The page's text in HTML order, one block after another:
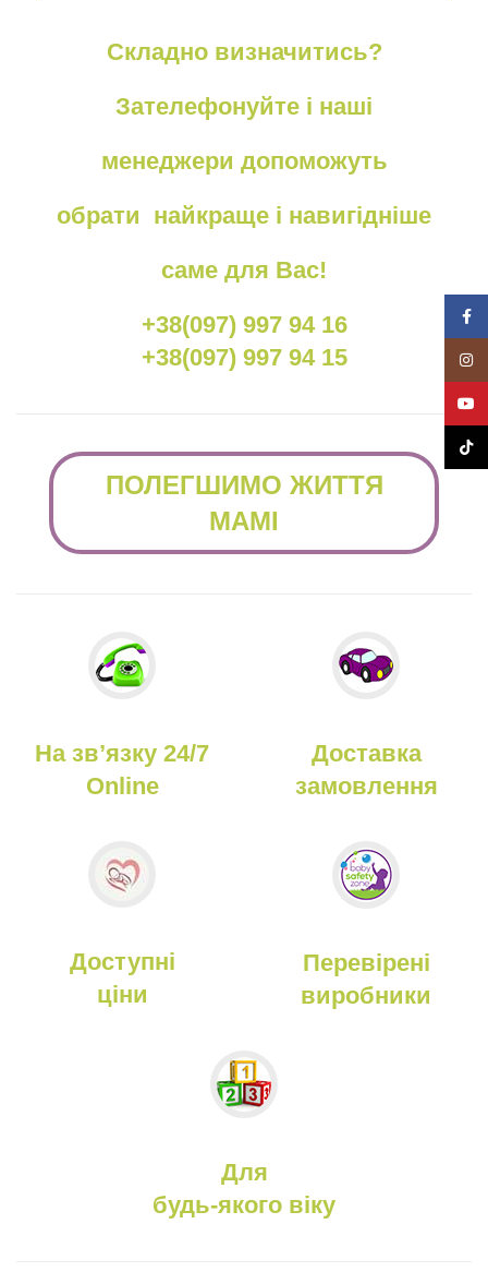
Складно визначитись?
Зателефонуйте і наші
менеджери допоможуть
обрати найкраще і навигідніше
саме для Вас!
+38(097) 997 94 16
+38(097) 997 94 15
ПОЛЕГШИМО ЖИТТЯ
МАМІ
На зв’язку 24/7
Online
Доставка
замовлення
Доступні
ціни
Перевірені
виробники
Для
будь-якого віку